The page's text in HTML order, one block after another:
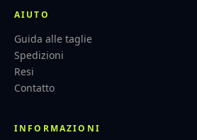
AIUTO
Guida alle taglie
Spedizioni
Resi
Contatto
INFORMAZIONI